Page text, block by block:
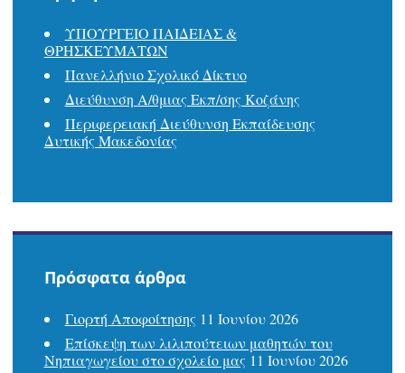
ΥΠΟΥΡΓΕΙΟ ΠΑΙΔΕΙΑΣ &
ΘΡΗΣΚΕΥΜΑΤΩΝ
Πανελλήνιο Σχολικό Δίκτυο
Διεύθυνση Α/θμιας Εκπ/σης Κοζάνης
Περιφερειακή Διεύθυνση Εκπαίδευσης
Δυτικής Μακεδονίας
Πρόσφατα άρθρα
Γιορτή Αποφοίτησης 11 Ιουνίου 2026
Επίσκεψη των λιλιπούτειων μαθητών του
Νηπιαγωγείου στο σχολείο μας 11 Ιουνίου 2026